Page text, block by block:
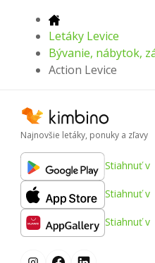
Letáky Levice
Bývanie, nábytok,
Action Levice
Najnovšie letáky, ponuky a zľavy
Stiahnuť v
Stiahnuť v
Stiahnuť v